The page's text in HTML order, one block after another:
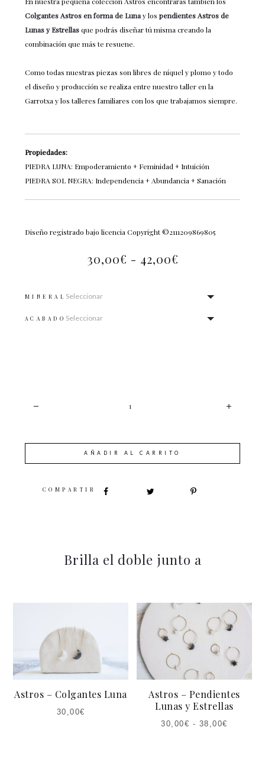
Colgantes Astros en forma de Lunay los pendientes Astros de
Lunas y Estrellasque podrás diseñar tú misma creando la
combinación que más te resuene.
Como todas nuestras piezas son libres de níquel y plomo y todo
el diseño y producción se realiza entre nuestro taller en la
Garrotxa y los talleres familiares con los que trabajamos siempre.
Propiedades:
PIEDRA LUNA: Empoderamiento + Feminidad + Intuición
PIEDRA SOL NEGRA: Independencia + Abundancia + Sanación
Diseño registrado bajo licencia Copyright ©2111209869805
30,00€ - 42,00€
MINERAL
ACABADO
AÑADIR AL CARRITO
SHARE
Brilla el doble junto a
Astros – Colgantes Luna
30,00€
Astros – Pendientes
Lunas y Estrellas
30,00€ - 38,00€